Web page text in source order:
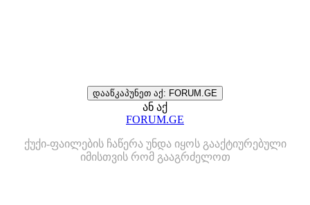
დააწკაპუნეთ აქ: FORUM.GE
ან აქ
FORUM.GE
ქუქი-ფაილების ჩაწერა უნდა იყოს გააქტიურებული
იმისთვის რომ გააგრძელოთ